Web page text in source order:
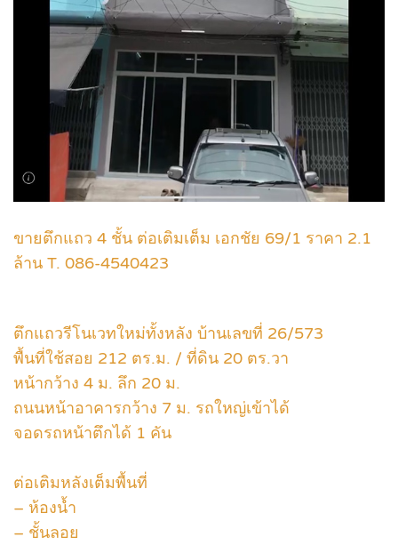
ขายตึกแถว 4 ชั้น ต่อเติมเต็ม เอกชัย 69/1 ราคา 2.1
ล้าน T. 086-4540423
ตึกแถวรีโนเวทใหม่ทั้งหลัง บ้านเลขที่ 26/573
พื้นที่ใช้สอย 212 ตร.ม. / ที่ดิน 20 ตร.วา
หน้ากว้าง 4 ม. ลึก 20 ม.
ถนนหน้าอาคารกว้าง 7 ม. รถใหญ่เข้าได้
จอดรถหน้าตึกได้ 1 คัน
ต่อเติมหลังเต็มพื้นที่
– ห้องน้ำ
– ชั้นลอย